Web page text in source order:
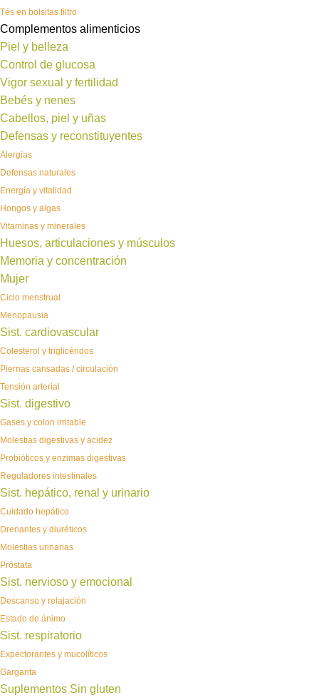
Tés en bolsitas filtro
Complementos alimenticios
Piel y belleza
Control de glucosa
Vigor sexual y fertilidad
Bebés y nenes
Cabellos, piel y uñas
Defensas y reconstituyentes
Alergias
Defensas naturales
Energía y vitalidad
Hongos y algas
Vitaminas y minerales
Huesos, articulaciones y músculos
Memoria y concentración
Mujer
Ciclo menstrual
Menopausia
Sist. cardiovascular
Colesterol y triglicéridos
Piernas cansadas / circulación
Tensión arterial
Sist. digestivo
Gases y colon irritable
Molestias digestivas y acidez
Probióticos y enzimas digestivas
Reguladores intestinales
Sist. hepático, renal y urinario
Cuidado hepático
Drenantes y diuréticos
Molestias urinarias
Próstata
Sist. nervioso y emocional
Descanso y relajación
Estado de ánimo
Sist. respiratorio
Expectorantes y mucolíticos
Garganta
Suplementos Sin gluten